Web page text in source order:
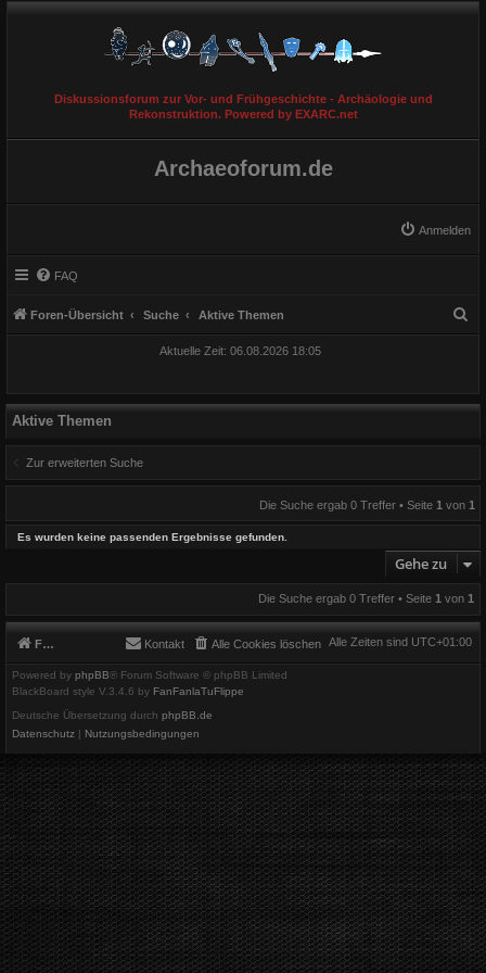
Diskussionsforum zur Vor- und Frühgeschichte - Archäologie und
Rekonstruktion. Powered by EXARC.net
Archaeoforum.de
Anmelden
FAQ
Foren-Übersicht Suche Aktive Themen
Aktuelle Zeit: 06.08.2026 18:05
Aktive Themen
Zur erweiterten Suche
Die Suche ergab 0 Treffer • Seite 1 von 1
Es wurden keine passenden Ergebnisse gefunden.
Gehe zu
Die Suche ergab 0 Treffer • Seite 1 von 1
Foren-Übersicht Alle Zeiten sind UTC+01:00
Alle Cookies löschen
Kontakt
Powered by phpBB® Forum Software © phpBB Limited
BlackBoard style V.3.4.6 by FanFanlaTuFlippe
Deutsche Übersetzung durch phpBB.de
Datenschutz
Nutzungsbedingungen